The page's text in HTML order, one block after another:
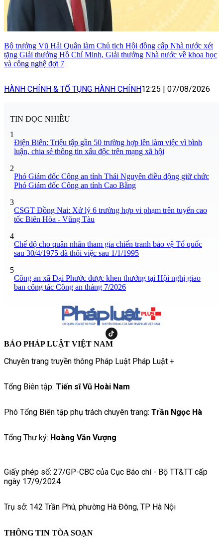
Bộ trưởng Vũ Hải Quân làm Chủ tịch Hội đồng cấp Nhà nước xét
tặng Giải thưởng Hồ Chí Minh, Giải thưởng Nhà nước về khoa học
và công nghệ đợt 7
HÀNH CHÍNH & TỐ TỤNG HÀNH CHÍNH12:25 | 07/08/2026
TIN ĐỌC NHIỀU
1
Điện Biên: Triệu tập gần 50 trường hợp lên làm việc vì bình
luận, chia sẻ thông tin xấu độc trên mạng xã hội
2
Phó Giám đốc Công an tỉnh Thái Nguyên điều động giữ chức
Phó Giám đốc Công an tỉnh Cao Bằng
3
CSGT Đồng Nai: Xử lý 6 trường hợp vi phạm trên tuyến cao
tốc Biên Hòa - Vũng Tàu
4
Chế độ cho quân nhân tham gia chiến tranh bảo vệ Tổ quốc
sau 30/4/1975 đã thôi việc sau 1/1/1995
5
Công an xã Đại Phước được khen thưởng tại Hội nghị giao
ban công tác Công an tháng 7/2026
BÁO PHÁP LUẬT VIỆT NAM
Chuyên trang truyền thông Pháp Luật Pháp Luật +
Tổng Biên tập: Tiến sĩ Vũ Hoài Nam
Phó Tổng Biên tập phụ trách chuyên trang: Trần Ngọc Hà
Tổng Thư ký: Hoàng Văn Vượng
Giấy phép số: 27/GP-CBC của Cục Báo chí - Bộ TT&TT cấp
ngày 17/9/2024
Trụ sở: 142 Trần Phú, phường Hà Đông, TP Hà Nội
THÔNG TIN TÒA SOẠN